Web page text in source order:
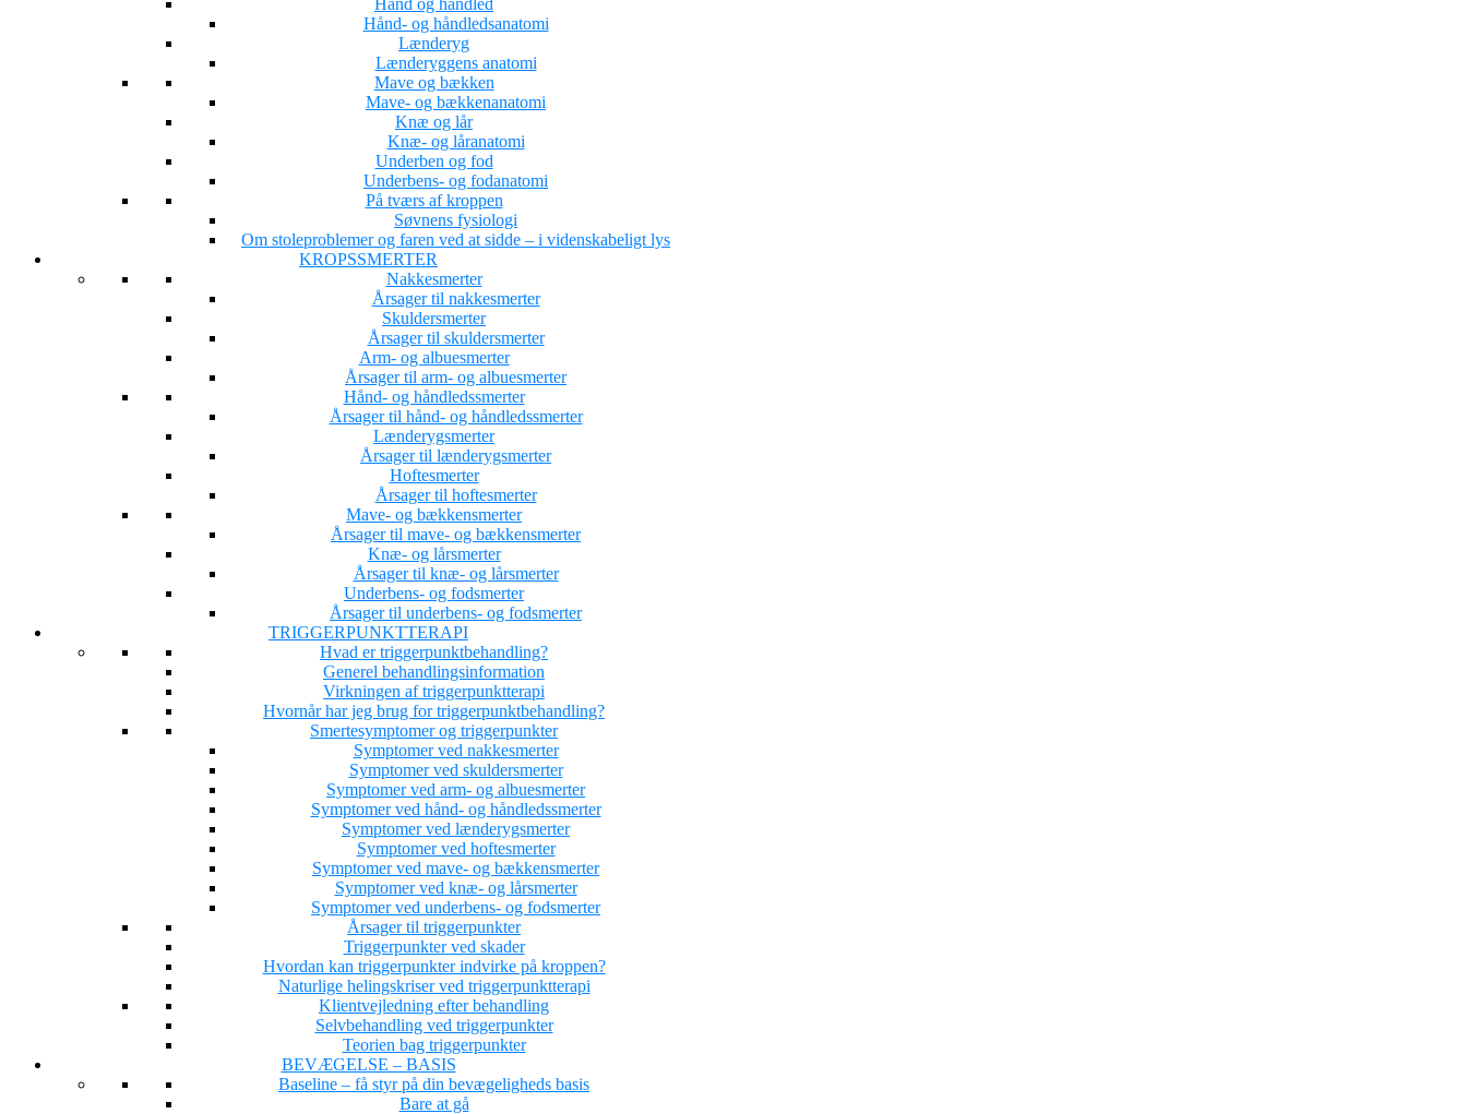
Hånd og håndled
Hånd- og håndledsanatomi
Lænderyg
Lænderyggens anatomi
Mave og bækken
Mave- og bækkenanatomi
Knæ og lår
Knæ- og låranatomi
Underben og fod
Underbens- og fodanatomi
På tværs af kroppen
Søvnens fysiologi
Om stoleproblemer og faren ved at sidde – i videnskabeligt lys
KROPSSMERTER
Nakkesmerter
Årsager til nakkesmerter
Skuldersmerter
Årsager til skuldersmerter
Arm- og albuesmerter
Årsager til arm- og albuesmerter
Hånd- og håndledssmerter
Årsager til hånd- og håndledssmerter
Lænderygsmerter
Årsager til lænderygsmerter
Hoftesmerter
Årsager til hoftesmerter
Mave- og bækkensmerter
Årsager til mave- og bækkensmerter
Knæ- og lårsmerter
Årsager til knæ- og lårsmerter
Underbens- og fodsmerter
Årsager til underbens- og fodsmerter
TRIGGERPUNKTTERAPI
Hvad er triggerpunktbehandling?
Generel behandlingsinformation
Virkningen af triggerpunktterapi
Hvornår har jeg brug for triggerpunktbehandling?
Smertesymptomer og triggerpunkter
Symptomer ved nakkesmerter
Symptomer ved skuldersmerter
Symptomer ved arm- og albuesmerter
Symptomer ved hånd- og håndledssmerter
Symptomer ved lænderygsmerter
Symptomer ved hoftesmerter
Symptomer ved mave- og bækkensmerter
Symptomer ved knæ- og lårsmerter
Symptomer ved underbens- og fodsmerter
Årsager til triggerpunkter
Triggerpunkter ved skader
Hvordan kan triggerpunkter indvirke på kroppen?
Naturlige helingskriser ved triggerpunktterapi
Klientvejledning efter behandling
Selvbehandling ved triggerpunkter
Teorien bag triggerpunkter
BEVÆGELSE – BASIS
Baseline – få styr på din bevægeligheds basis
Bare at gå